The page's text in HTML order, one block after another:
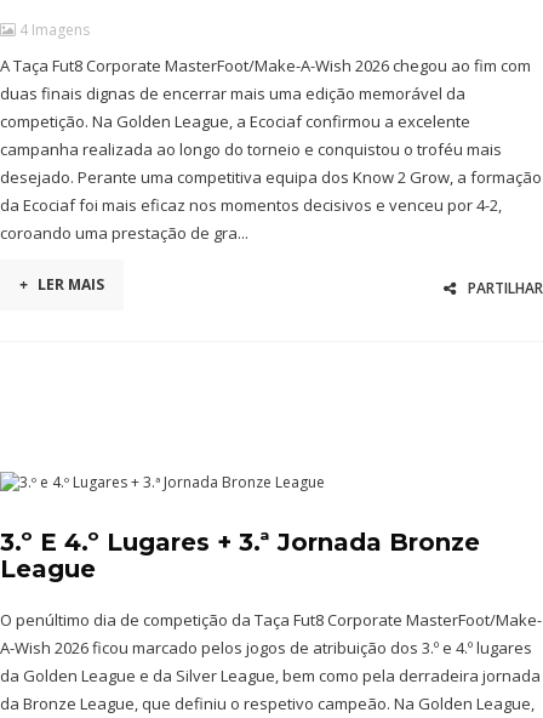
4 Imagens
A Taça Fut8 Corporate MasterFoot/Make-A-Wish 2026 chegou ao fim com
duas finais dignas de encerrar mais uma edição memorável da
competição. Na Golden League, a Ecociaf confirmou a excelente
campanha realizada ao longo do torneio e conquistou o troféu mais
desejado. Perante uma competitiva equipa dos Know 2 Grow, a formação
da Ecociaf foi mais eficaz nos momentos decisivos e venceu por 4-2,
coroando uma prestação de gra...
+ LER MAIS PARTILHAR
3.º E 4.º Lugares + 3.ª Jornada Bronze
League
O penúltimo dia de competição da Taça Fut8 Corporate MasterFoot/Make-
A-Wish 2026 ficou marcado pelos jogos de atribuição dos 3.º e 4.º lugares
da Golden League e da Silver League, bem como pela derradeira jornada
da Bronze League, que definiu o respetivo campeão. Na Golden League,